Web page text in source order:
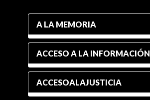
A LA MEMORIA
ACCESO A LA INFORMACIÓN
ACCESOALAJUSTICIA